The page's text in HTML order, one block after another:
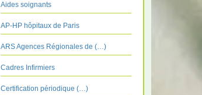
Aides soignants
AP-HP hôpitaux de Paris
ARS Agences Régionales de (…)
Cadres Infirmiers
Certification périodique (…)